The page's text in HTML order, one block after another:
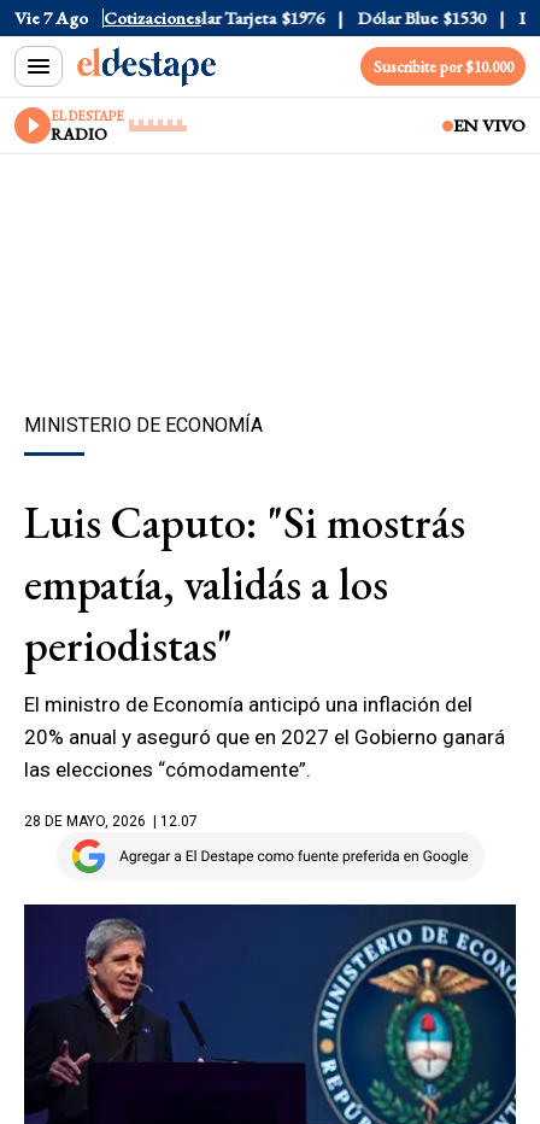
Vie 7 Ago Cotizaciones
Oficial $1520 Dólar Tarjeta $1976 Dólar Blue $1530
Suscribite por $10.000
EL DESTAPE
RADIO EN VIVO
MINISTERIO DE ECONOMÍA
Luis Caputo: "Si mostrás
empatía, validás a los
periodistas"
El ministro de Economía anticipó una inflación del
20% anual y aseguró que en 2027 el Gobierno ganará
las elecciones “cómodamente”.
28 DE MAYO, 2026 | 12.07